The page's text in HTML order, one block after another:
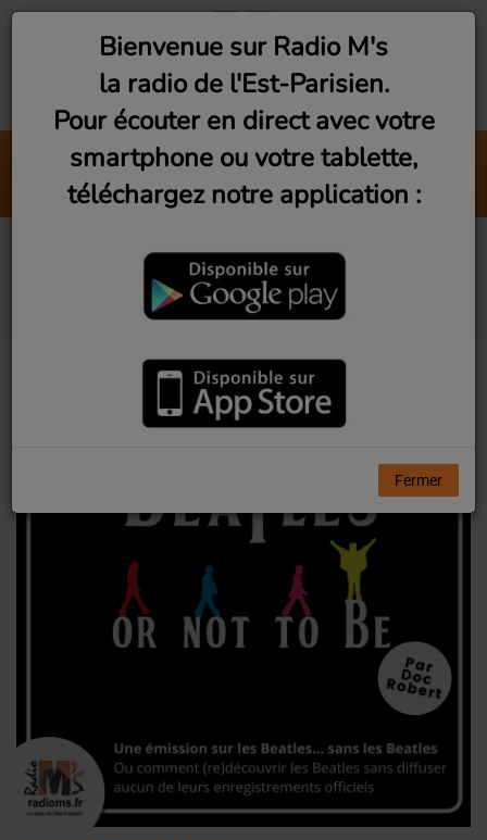
Shape Of You
Ed Sheeran
To Beatles or not to be
(Dimanche 19h)
Bienvenue sur Radio M's
la radio de l'Est-Parisien.
Pour écouter en direct avec votre
smartphone ou votre tablette,
téléchargez notre application :
Fermer